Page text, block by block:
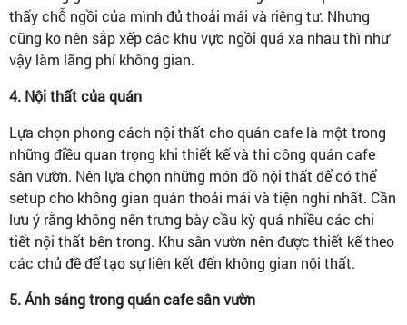
thấy chỗ ngồi của mình đủ thoải mái và riêng tư. Nhưng
cũng ko nên sắp xếp các khu vực ngồi quá xa nhau thì như
vậy làm lãng phí không gian.
4. Nội thất của quán
Lựa chọn phong cách nội thất cho quán cafe là một trong
những điều quan trọng khi thiết kế và thi công quán cafe
sân vườn. Nên lựa chọn những món đồ nội thất để có thể
setup cho không gian quán thoải mái và tiện nghi nhất. Cần
lưu ý rằng không nên trưng bày cầu kỳ quá nhiều các chi
tiết nội thất bên trong. Khu sân vườn nên được thiết kế theo
các chủ đề để tạo sự liên kết đến không gian nội thất.
5. Ánh sáng trong quán cafe sân vườn